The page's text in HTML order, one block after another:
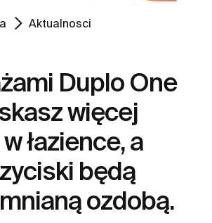
Aktualnosci
Duplo One
więcej
łazience, a
będą
ozdobą.